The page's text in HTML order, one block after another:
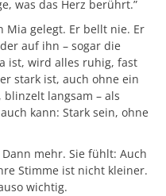
was das Herz berührt.”
Mia gelegt. Er bellt nie. Er
auf ihn – sogar die
ist, wird alles ruhig, fast
stark ist, auch ohne ein
langsam – als
kann: Stark sein, ohne
mehr. Sie fühlt: Auch
Stimme ist nicht kleiner.
wichtig.